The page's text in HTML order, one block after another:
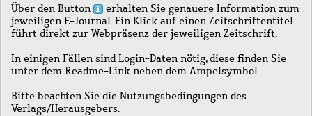
Über den Button
erhalten Sie genauere Information zum
jeweiligen E-Journal. Ein Klick auf einen Zeitschriftentitel
führt direkt zur Webpräsenz der jeweiligen Zeitschrift.
In einigen Fällen sind Login-Daten nötig, diese finden Sie
unter dem Readme-Link neben dem Ampelsymbol.
Bitte beachten Sie die Nutzungsbedingungen des
Verlags/Herausgebers.